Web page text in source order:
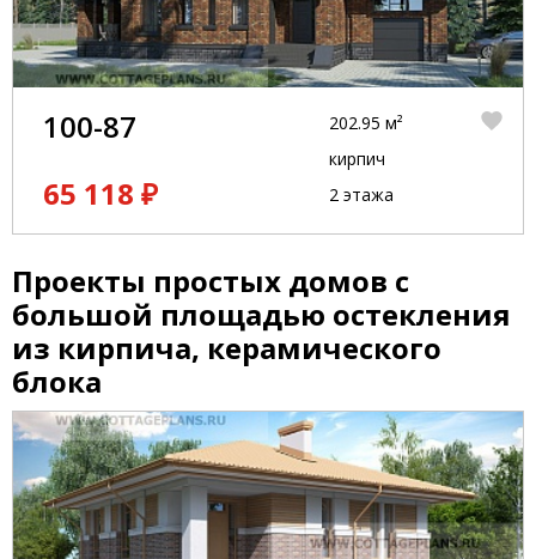
100-87
65 118 ₽
202.95 м²
кирпич
2 этажа
Проекты простых домов с
большой площадью остекления
из кирпича, керамического
блока